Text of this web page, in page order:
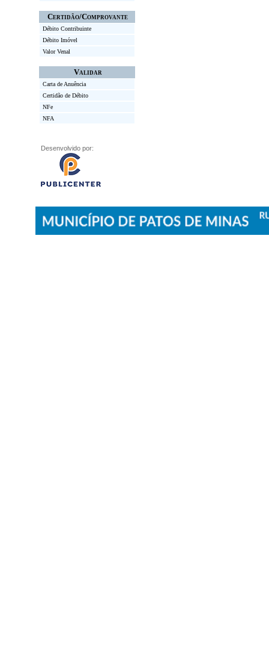
Certidão/Comprovante
Débito Contribuinte
Débito Imóvel
Valor Venal
Validar
Carta de Anuência
Certidão de Débito
NFe
NFA
Desenvolvido por: